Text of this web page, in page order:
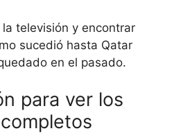
televisión y encontrar
sucedió hasta Qatar
en el pasado.
para ver los